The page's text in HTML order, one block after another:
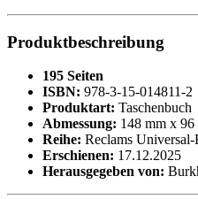
Produktbeschreibung
195 Seiten
ISBN: 978-3-15-014811-2
Produktart: Taschenbuch
Abmessung: 148 mm x 96
Reihe: Reclams
Erschienen: 17.12.2025
Herausgegeben von: